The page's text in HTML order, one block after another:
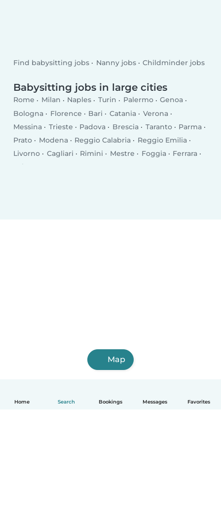
Home Search Bookings Messages Favorites
Find babysitting jobs Nanny jobs Childminder jobs
Babysitting jobs in large cities
Rome Milan Naples Turin Palermo
Genoa
Bologna
Florence Bari Catania
Verona
Messina
Trieste Padova Brescia Taranto
Parma
Prato
Modena Reggio Calabria
Reggio Emilia
Livorno
Cagliari Rimini Mestre Foggia
Ferrara
Salerno
Map